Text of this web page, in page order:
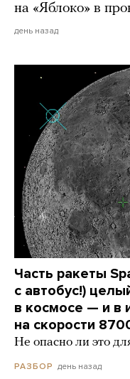
на «Яблоко» в
день назад
Часть ракеты
с автобус!)
в космосе — и в
на скорости
Не опасно ли это
РАЗБОР день назад